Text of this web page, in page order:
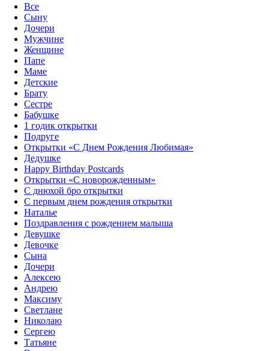
Все
Сыну
Дочери
Мужчине
Женщине
Папе
Маме
Детские
Брату
Сестре
Бабушке
1 годик открытки
Подруге
Открытки «С Днем Рождения Любимая»‎
Дедушке
Happy Birthday Postcards
Открытки «‎С новорожденным»
С днюхой бро открытки
С первым днем рождения открытки
Наталье
Поздравления с рождением малыша
Девушке
Девочке
Сына
Дочери
Алексею
Андрею
Максиму
Светлане
Николаю
Сергею
Татьяне